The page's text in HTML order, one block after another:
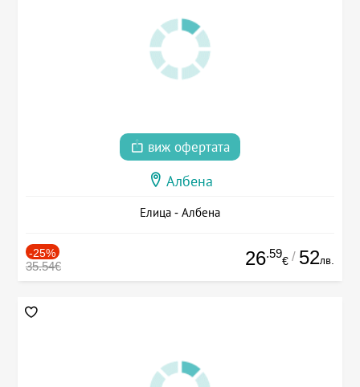
виж офертата
Албена
Елица - Албена
-25%
35.54€ 26.59
€ / 52лв.